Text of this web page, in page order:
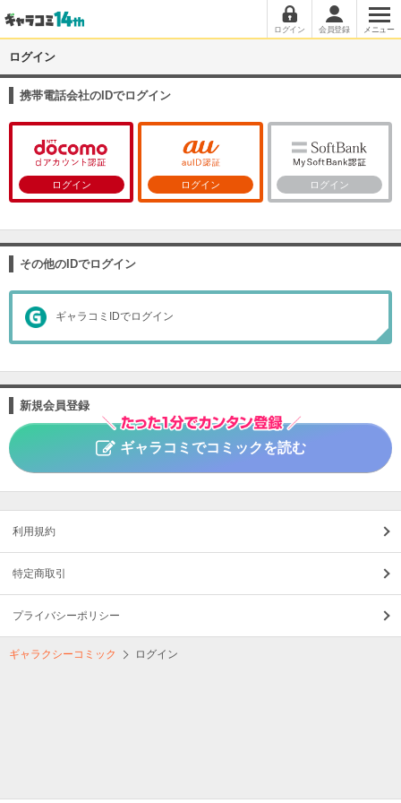
ログイン 会員登録 メニュー
ログイン
携帯電話会社のIDでログイン
ログイン ログイン ログイン
その他のIDでログイン
ギャラコミIDでログイン
新規会員登録
ギャラコミでコミックを読む
利用規約
特定商取引
プライバシーポリシー
ギャラクシーコミック ログイン